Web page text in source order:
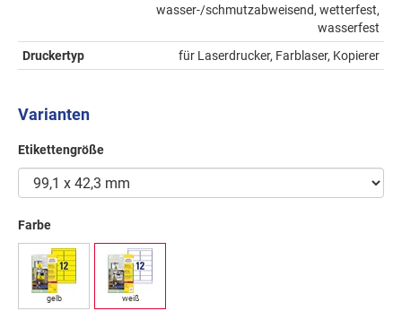
wasser-/schmutzabweisend, wetterfest,
wasserfest
Druckertyp
für Laserdrucker, Farblaser, Kopierer
Varianten
Etikettengröße
Farbe
gelb weiß